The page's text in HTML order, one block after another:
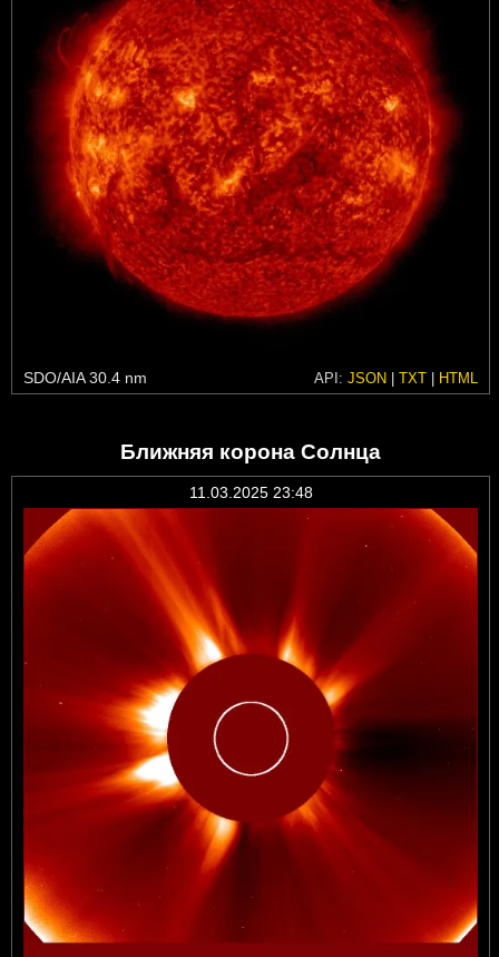
SDO/AIA 30.4 nm API: JSON | TXT | HTML
Ближняя корона Солнца
11.03.2025 23:48